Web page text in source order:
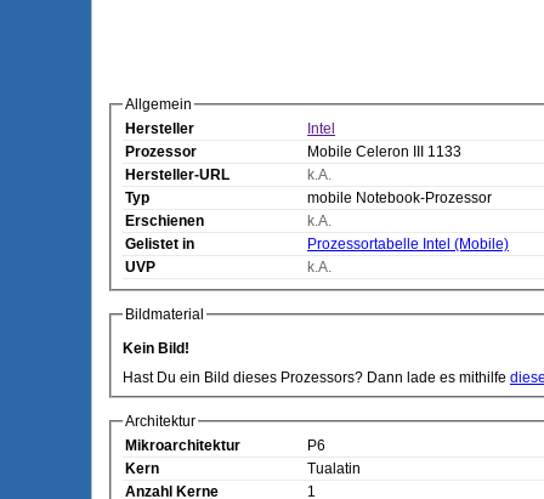
Allgemein
Hersteller
Intel
Prozessor
Mobile Celeron III 1133
Hersteller-URL
k.A.
Typ
mobile Notebook-Prozessor
Erschienen
k.A.
Gelistet in
Prozessortabelle Intel (Mobile)
UVP
k.A.
Bildmaterial
Kein Bild!
Hast Du ein Bild dieses Prozessors? Dann lade es mithilfe
Architektur
Mikroarchitektur
P6
Kern
Tualatin
Anzahl Kerne
1